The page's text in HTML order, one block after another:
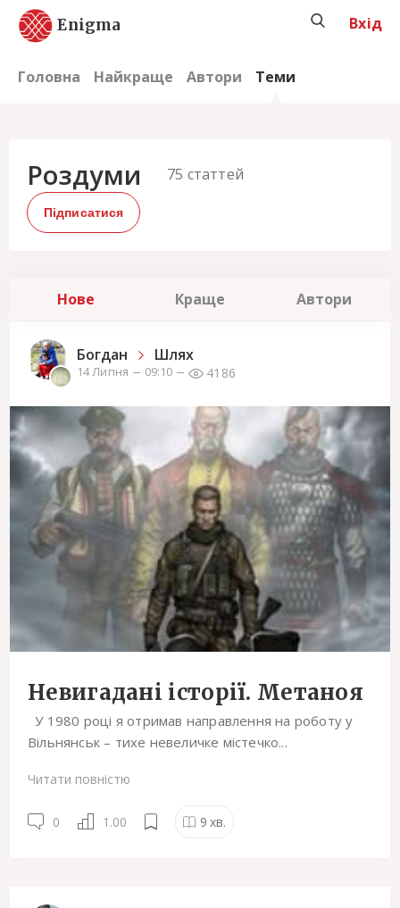
Enigma
Головна Найкраще Автори Теми
Вхід
Роздуми 75 статтей
Підписатися
Нове Краще Автори
Богдан Шлях
14 Липня 09:10 4186
Невигадані історії. Метаноя
У 1980 році я отримав направлення на роботу у
Вільнянськ – тихе невеличке містечко...
Читати повністю
0 1.00 9 хв.